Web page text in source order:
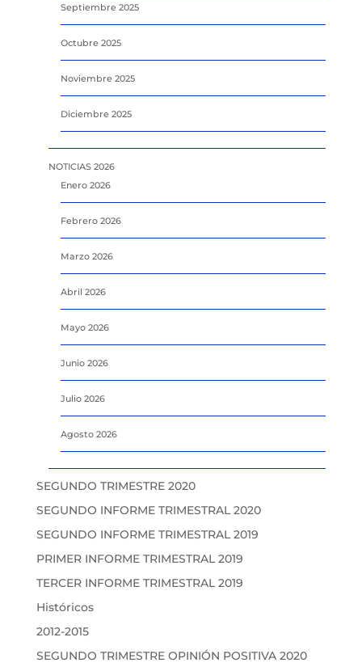
Septiembre 2025
Octubre 2025
Noviembre 2025
Diciembre 2025
NOTICIAS 2026
Enero 2026
Febrero 2026
Marzo 2026
Abril 2026
Mayo 2026
Junio 2026
Julio 2026
Agosto 2026
SEGUNDO TRIMESTRE 2020
SEGUNDO INFORME TRIMESTRAL 2020
SEGUNDO INFORME TRIMESTRAL 2019
PRIMER INFORME TRIMESTRAL 2019
TERCER INFORME TRIMESTRAL 2019
Históricos
2012-2015
SEGUNDO TRIMESTRE OPINIÓN POSITIVA 2020